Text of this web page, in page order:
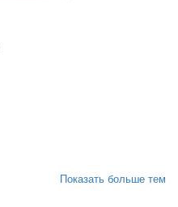
Показать больше тем